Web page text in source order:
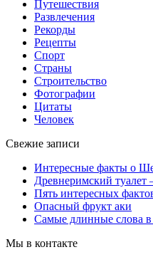
Путешествия
Развлечения
Рекорды
Рецепты
Спорт
Страны
Строительство
Фотографии
Цитаты
Человек
Свежие записи
Интересные факты о
Древнеримский
Пять интересных
Опасный фрукт аки
Самые длинные слова
Мы в контакте